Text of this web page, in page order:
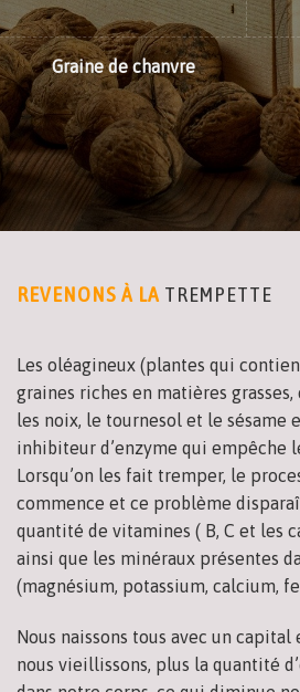
Graine de chanvre
REVENONS À LA TREMPETTE
Les oléagineux (plantes qui
graines riches en matières grasses,
les noix, le tournesol et le sésame
inhibiteur d’enzyme qui empêche
Lorsqu’on les fait tremper, le
commence et ce problème
quantité de vitamines ( B, C et les
ainsi que les minéraux présentes
(magnésium, potassium, calcium,
Nous naissons tous avec un capital
nous vieillissons, plus la quantité